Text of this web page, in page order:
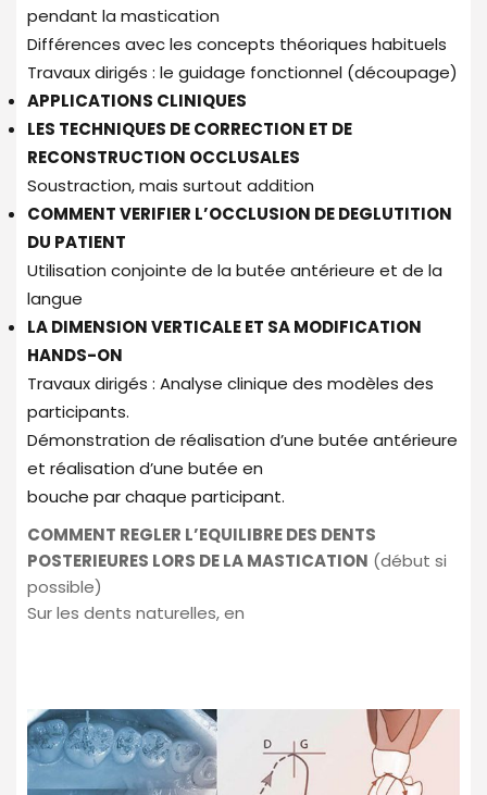
pendant la mastication
Différences avec les concepts théoriques habituels
Travaux dirigés : le guidage fonctionnel (découpage)
APPLICATIONS CLINIQUES
LES TECHNIQUES DE CORRECTION ET DE
RECONSTRUCTION OCCLUSALES
Soustraction, mais surtout addition
COMMENT VERIFIER L’OCCLUSION DE DEGLUTITION
DU PATIENT
Utilisation conjointe de la butée antérieure et de la
langue
LA DIMENSION VERTICALE ET SA MODIFICATION
HANDS-ON
Travaux dirigés : Analyse clinique des modèles des
participants.
Démonstration de réalisation d’une butée antérieure
et réalisation d’une butée en
bouche par chaque participant.
COMMENT REGLER L’EQUILIBRE DES DENTS
POSTERIEURES LORS DE LAMASTICATION (début si
possible)
Sur les dents naturelles, en